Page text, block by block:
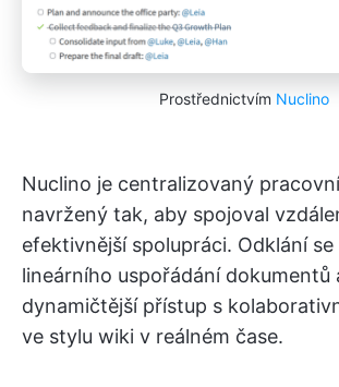
Prostřednictvím Nuclino
Nuclino je centralizovaný
navržený tak, aby spojoval
efektivnější spolupráci. Odklání
lineárního uspořádání dokumentů
dynamičtější přístup s
ve stylu wiki v reálném čase.